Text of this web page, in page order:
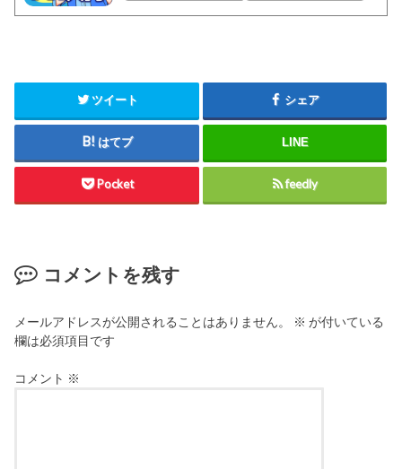
ツイート シェア
はてブ LINE
Pocket feedly
コメントを残す
メールアドレスが公開されることはありません。 ※ が付いている
欄は必須項目です
コメント ※